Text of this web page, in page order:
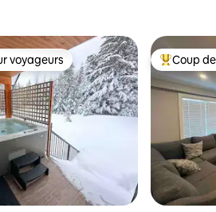
de 35 commentaires : 4,94 sur 5
les plus appréciés
voyageurs Coups de
Coup